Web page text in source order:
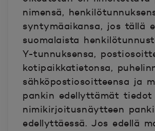
nimensä,
syntymäaikansa, jos tällä
suomalaista
Y-tunnuksensa,
kotipaikkatietonsa,
sähköpostiosoitteensa ja
pankin edellyttämät tiedot
nimikirjoitusnäytteen
edellyttäessä. Jos edellä